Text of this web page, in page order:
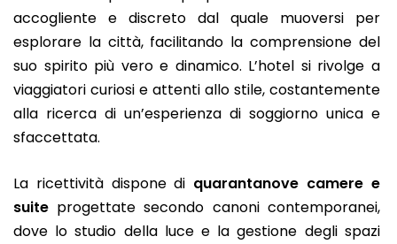
accogliente e discreto dal quale muoversi per
esplorare la città, facilitando la comprensione del
suo spirito più vero e dinamico. L’hotel si rivolge a
viaggiatori curiosi e attenti allo stile, costantemente
alla ricerca di un’esperienza di soggiorno unica e
sfaccettata.
La ricettività dispone di quarantanove camere e
suite progettate secondo canoni contemporanei,
dove lo studio della luce e la gestione degli spazi